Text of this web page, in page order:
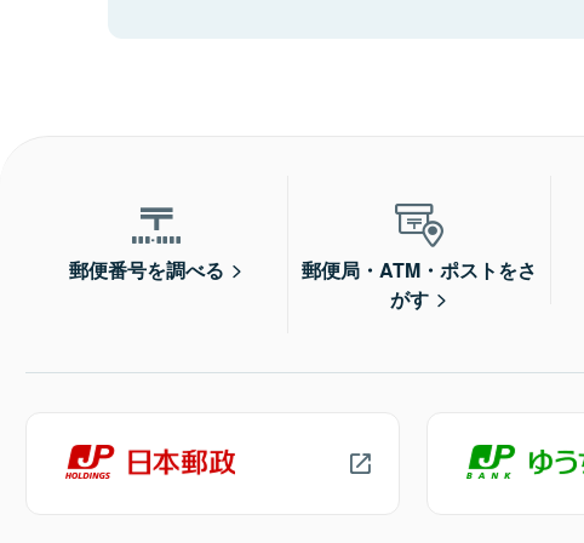
郵便番号を調べる
郵便局・ATM・ポストをさ
がす